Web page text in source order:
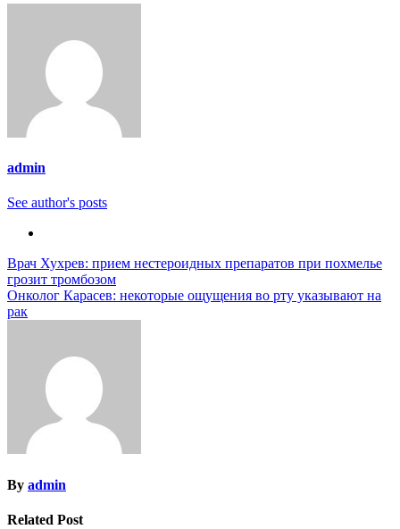
admin
See author's posts
Навигация
по
записям
Врач Хухрев: прием нестероидных препаратов при похмелье
грозит тромбозом
Онколог Карасев: некоторые ощущения во рту указывают на
рак
By admin
Related Post